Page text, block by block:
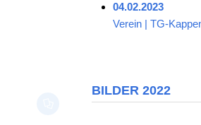
04.02.2023
Verein | TG-
BILDER 2022